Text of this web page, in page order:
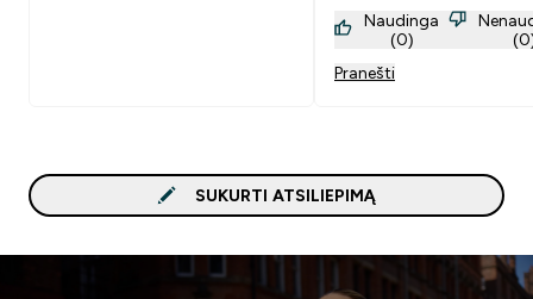
Naudinga
(0)
Pranešti
SUKURTI ATSILIEPIMĄ